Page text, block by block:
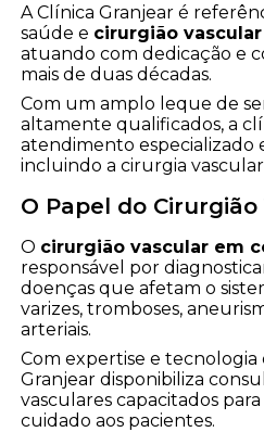
A Clínica Granjear é
saúde e cirurgião
atuando com dedicação e
mais de duas décadas.
Com um amplo leque de
altamente qualificados, a
atendimento especializado
incluindo a cirurgia
O Papel do
O cirurgião vascular em
responsável por
doenças que afetam o
varizes, tromboses,
arteriais.
Com expertise e tecnologia
Granjear disponibiliza
vasculares capacitados
cuidado aos pacientes.